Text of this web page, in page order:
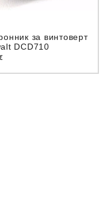
за винтоверт
DCD710